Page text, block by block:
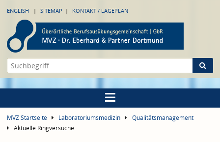
ENGLISH SITEMAP KONTAKT / LAGEPLAN
MVZ Startseite Laboratoriumsmedizin
Qualitätsmanagement
Aktuelle Ringversuche